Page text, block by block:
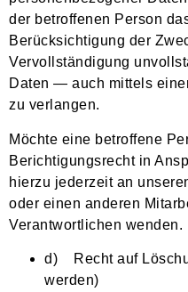
der betroffenen Person
Berücksichtigung der
Vervollständigung
Daten — auch mittels
zu verlangen.
Möchte eine betroffene
Berichtigungsrecht in
hierzu jederzeit an
oder einen anderen
Verantwortlichen wenden.
d) Recht auf
werden)